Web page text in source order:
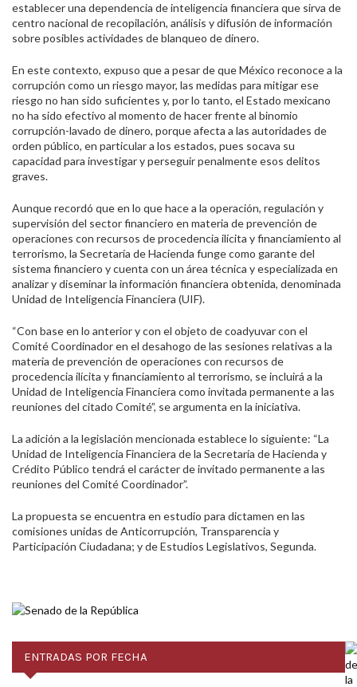
establecer una dependencia de inteligencia financiera que sirva de
centro nacional de recopilación, análisis y difusión de información
sobre posibles actividades de blanqueo de dinero.
En este contexto, expuso que a pesar de que México reconoce a la
corrupción como un riesgo mayor, las medidas para mitigar ese
riesgo no han sido suficientes y, por lo tanto, el Estado mexicano
no ha sido efectivo al momento de hacer frente al binomio
corrupción-lavado de dinero, porque afecta a las autoridades de
orden público, en particular a los estados, pues socava su
capacidad para investigar y perseguir penalmente esos delitos
graves.
Aunque recordó que en lo que hace a la operación, regulación y
supervisión del sector financiero en materia de prevención de
operaciones con recursos de procedencia ilícita y financiamiento al
terrorismo, la Secretaría de Hacienda funge como garante del
sistema financiero y cuenta con un área técnica y especializada en
analizar y diseminar la información financiera obtenida, denominada
Unidad de Inteligencia Financiera (UIF).
“Con base en lo anterior y con el objeto de coadyuvar con el
Comité Coordinador en el desahogo de las sesiones relativas a la
materia de prevención de operaciones con recursos de
procedencia ilícita y financiamiento al terrorismo, se incluirá a la
Unidad de Inteligencia Financiera como invitada permanente a las
reuniones del citado Comité”, se argumenta en la iniciativa.
La adición a la legislación mencionada establece lo siguiente: “La
Unidad de Inteligencia Financiera de la Secretaría de Hacienda y
Crédito Público tendrá el carácter de invitado permanente a las
reuniones del Comité Coordinador”.
La propuesta se encuentra en estudio para dictamen en las
comisiones unidas de Anticorrupción, Transparencia y
Participación Ciudadana; y de Estudios Legislativos, Segunda.
ENTRADAS POR FECHA